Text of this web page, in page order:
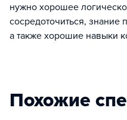
нужно хорошее
сосредоточиться, знание
а также хорошие навыки
Похожие